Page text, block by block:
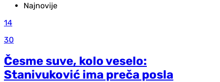
Najnovije
14
30
Česme suve, kolo veselo:
Stanivuković ima preča posla